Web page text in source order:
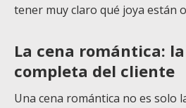
tener muy claro qué joya están
La cena romántica:
completa del cliente
Una cena romántica no es solo